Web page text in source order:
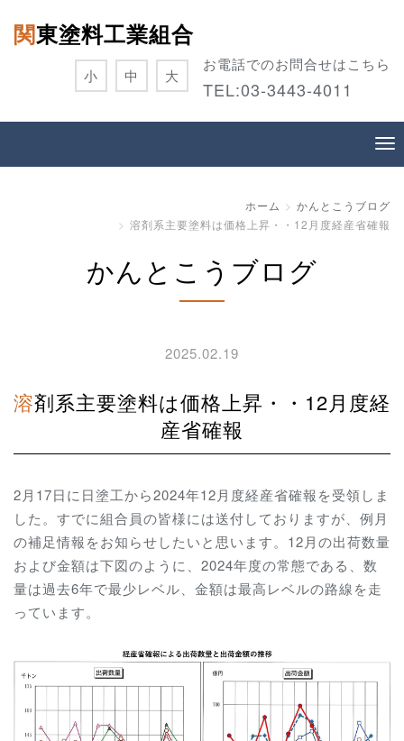
関東塗料工業組合
お電話でのお問合せはこちら
TEL:03-3443-4011
小 中 大
ホーム
かんとこうブログ
溶剤系主要塗料は価格上昇・・12月度経産省確報
かんとこうブログ
2025.02.19
溶剤系主要塗料は価格上昇・・12月度経
産省確報
2月17日に日塗工から2024年12月度経産省確報を受領しま
した。すでに組合員の皆様には送付しておりますが、例月
の補足情報をお知らせしたいと思います。12月の出荷数量
および金額は下図のように、2024年度の常態である、数
量は過去6年で最少レベル、金額は最高レベルの路線を走
っています。